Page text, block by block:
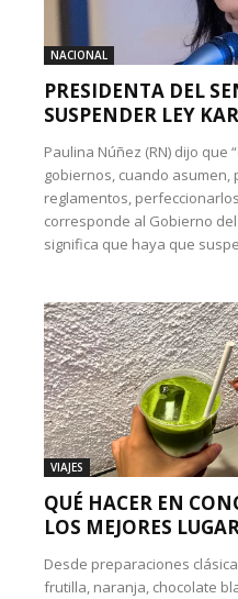
NACIONAL
PRESIDENTA DEL
SUSPENDER LEY
Paulina Núñez (RN) dijo que
gobiernos, cuando asumen,
reglamentos,
corresponde al Gobierno
significa que haya que
VIAJES
QUÉ HACER EN
LOS MEJORES
Desde preparaciones
frutilla, naranja, chocolate